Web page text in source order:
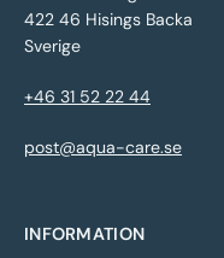
422 46 Hisings Backa
Sverige
+46 31 52 22 44
post@aqua-care.se
INFORMATION